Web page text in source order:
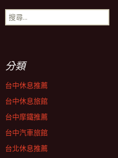
搜
尋
分類
台中休息推薦
台中休息旅館
台中摩鐵推薦
台中汽車旅館
台北休息推薦